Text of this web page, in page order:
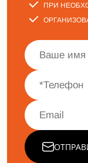
ПРИ